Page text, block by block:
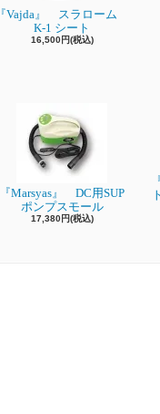
『Vajda』 スラローム
K-1 シート
16,500円(税込)
『Marsyas』 DC用SUP
ポンプスモール
17,380円(税込)